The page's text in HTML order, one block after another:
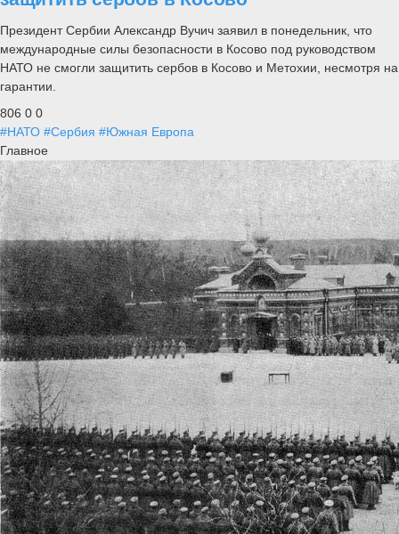
Президент Сербии Александр Вучич заявил в понедельник, что
международные силы безопасности в Косово под руководством
НАТО не смогли защитить сербов в Косово и Метохии, несмотря на
гарантии.
806 0 0
#НАТО #Сербия #Южная Европа
Главное